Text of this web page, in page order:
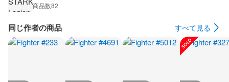
商品数82
同じ作者の商品 すべて見る